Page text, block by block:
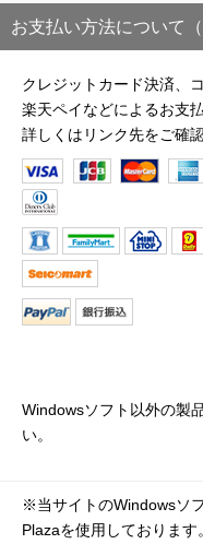
お支払い方法について
クレジットカード決済、
楽天ペイなどによるお支
詳しくはリンク先をご確
Windowsソフト以外の製
い。
※当サイトのWindowsソ
Plazaを使用しております。